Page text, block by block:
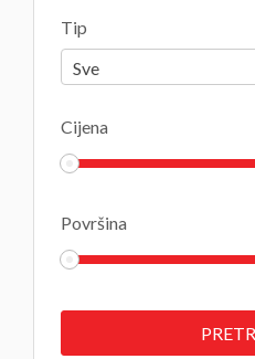
Tip
Sve
Cijena
Površina